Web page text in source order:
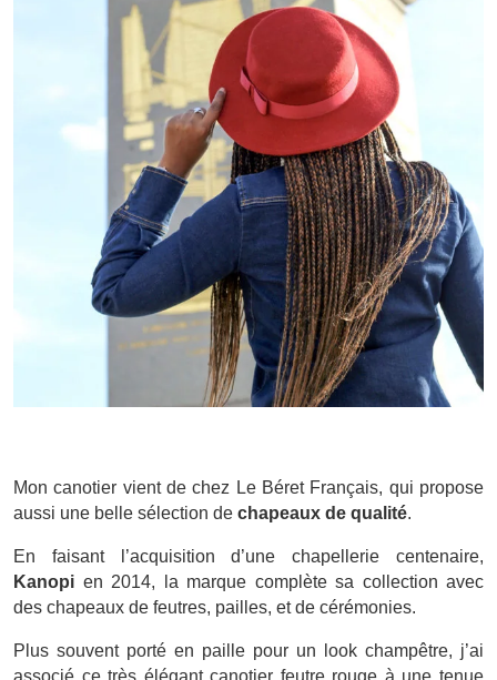
Mon canotier vient de chez Le Béret Français, qui propose
aussi une belle sélection de chapeaux de qualité.
En faisant l’acquisition d’une chapellerie centenaire,
Kanopi en 2014, la marque complète sa collection avec
des chapeaux de feutres, pailles, et de cérémonies.
Plus souvent porté en paille pour un look champêtre, j’ai